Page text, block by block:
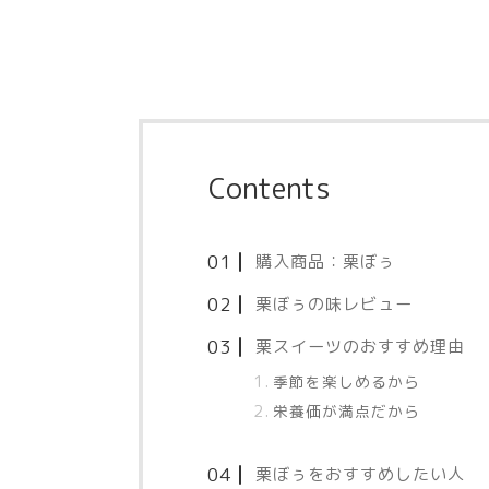
Contents
購入商品：栗ぼぅ
栗ぼぅの味レビュー
栗スイーツのおすすめ理由
季節を楽しめるから
栄養価が満点だから
栗ぼぅをおすすめしたい人